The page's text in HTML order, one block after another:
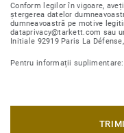
Conform legilor în vigoare,
ștergerea datelor
dumneavoastră pe motive
dataprivacy@tarkett.com sau
Initiale 92919 Paris La
Pentru informații